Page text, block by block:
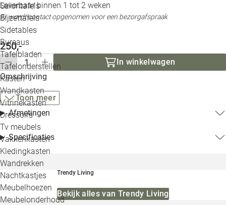
Salontafels
Bijzettafels
Sidetables
Bureaus
Tafelbladen
Tafelonderstellen
Kasten
Wandkasten
Vitrinekasten
Dressoirs
Tv meubels
Vakkenkasten
Kledingkasten
Wandrekken
Nachtkastjes
Meubelhoezen
Meubelonderhoud
Leverbaar binnen 1 tot 2 weken
Er wordt contact opgenomen voor een bezorgafspraak
250,-
In winkelwagen
Omschrijving
Toon meer
Afmetingen
Specificaties
Trendy Living
Bekijk alles van Trendy Living